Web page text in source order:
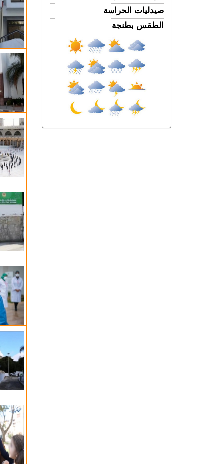
اندلاع حرائق الغابات إلى أعلى مستوى
الخميس 06 غشت | 18:06
لقيادة الفيفا
مهنيو الطاكسيات غاضبون بعد إدانة خمسة
الخميس 06 غشت | 12:28
بيان توضيحي.. مندوبية السجون تدحض
مزاعم بشأن غياب طبيب السجن
صيدليات الحراسة
الطقس بطنجة